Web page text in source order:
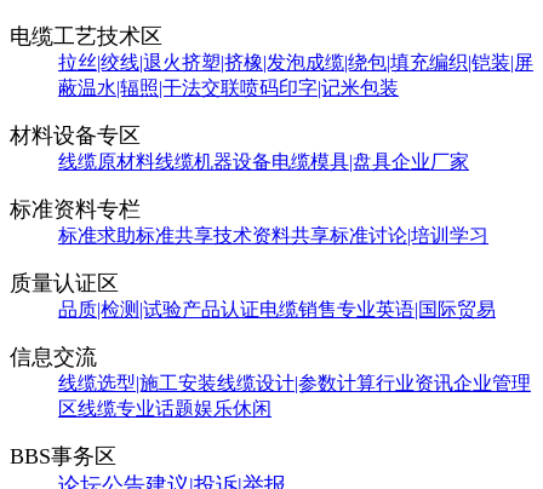
电缆工艺技术区
拉丝|绞线|退火挤塑|挤橡|发泡成缆|绕包|填充编织|铠装|屏
蔽温水|辐照|干法交联喷码印字|记米包装
材料设备专区
线缆原材料线缆机器设备电缆模具|盘具企业厂家
标准资料专栏
标准求助标准共享技术资料共享标准讨论|培训学习
质量认证区
品质|检测|试验产品认证电缆销售专业英语|国际贸易
信息交流
线缆选型|施工安装线缆设计|参数计算行业资讯企业管理
区线缆专业话题娱乐休闲
BBS事务区